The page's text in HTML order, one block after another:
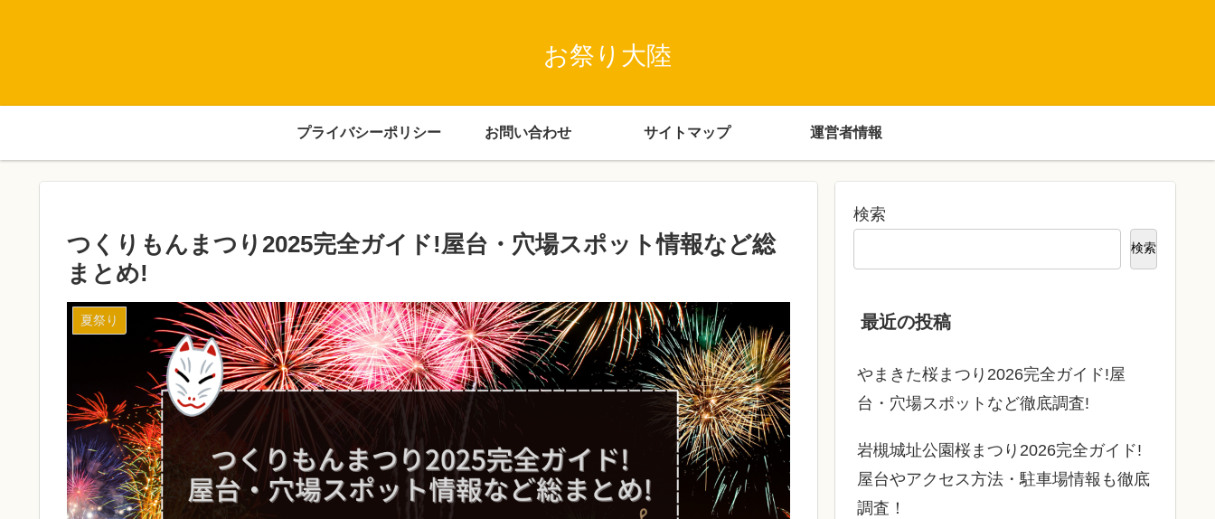
お祭り大陸
プライバシーポリシー お問い合わせ サイトマップ 運営者情報
つくりもんまつり2025完全ガイド!屋台・穴場スポット情報など総
まとめ!
夏祭り
検索
検索
最近の投稿
やまきた桜まつり2026完全ガイド!屋
台・穴場スポットなど徹底調査!
岩槻城址公園桜まつり2026完全ガイド!
屋台やアクセス方法・駐車場情報も徹底
調査！